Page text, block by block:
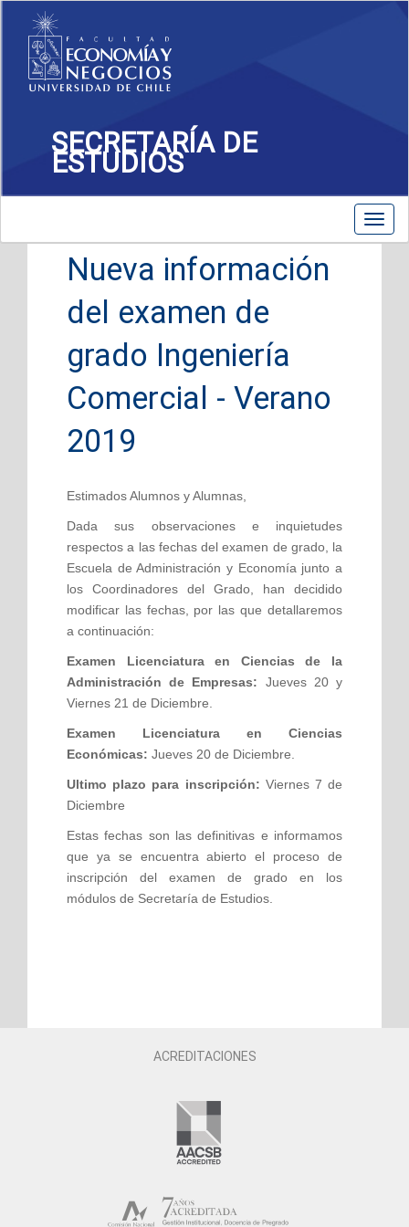
SECRETARÍA DE
ESTUDIOS
Nueva información
del examen de
grado Ingeniería
Comercial - Verano
2019
Estimados Alumnos y Alumnas,
Dada sus observaciones e inquietudes
respectos a las fechas del examen de grado, la
Escuela de Administración y Economía junto a
los Coordinadores del Grado, han decidido
modificar las fechas, por las que detallaremos
a continuación:
Examen Licenciatura en Ciencias de la
Administración de Empresas: Jueves 20 y
Viernes 21 de Diciembre.
Examen Licenciatura en Ciencias
Económicas: Jueves 20 de Diciembre.
Ultimo plazo para inscripción: Viernes 7 de
Diciembre
Estas fechas son las definitivas e informamos
que ya se encuentra abierto el proceso de
inscripción del examen de grado en los
módulos de Secretaría de Estudios.
ACREDITACIONES